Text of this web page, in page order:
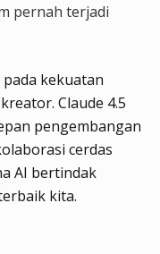
pernah terjadi
pada kekuatan
Claude 4.5
pengembangan
cerdas
AI bertindak
kita.